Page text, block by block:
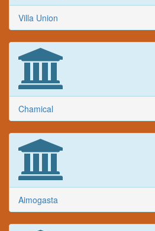
Villa Union
Chamical
Aimogasta